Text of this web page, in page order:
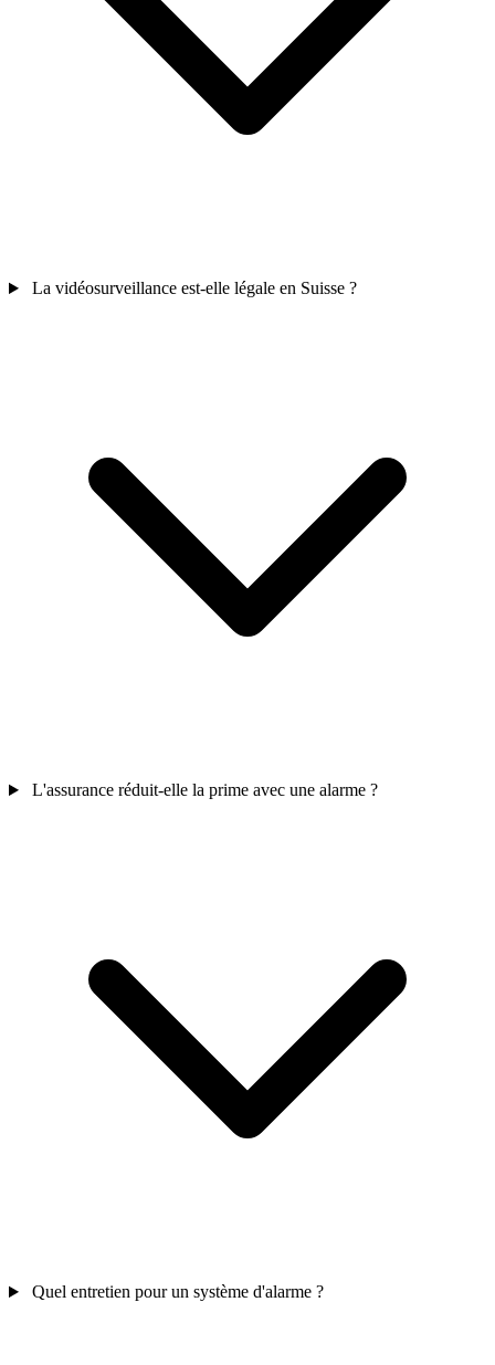
La vidéosurveillance est-elle légale en Suisse ?
L'assurance réduit-elle la prime avec une alarme ?
Quel entretien pour un système d'alarme ?